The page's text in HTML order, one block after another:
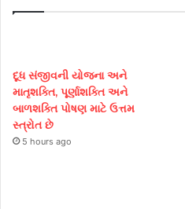
દૂધ સંજીવની યોજના અને
માતૃશક્તિ, પૂર્ણાશક્તિ અને
બાળશક્તિ પોષણ માટે ઉત્તમ
સ્ત્રોત છે
5 hours ago